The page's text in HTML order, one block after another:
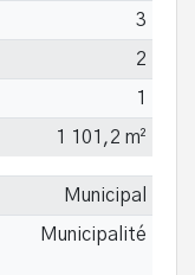
3
2
1
1 101,2 m²
Municipal
Municipalité